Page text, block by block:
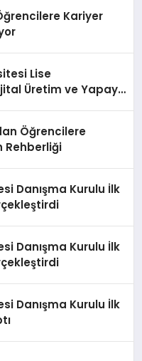
Kariyer
Lise
Üretim ve Yapay
Öğrencilere
Rehberliği
Danışma Kurulu İlk
Danışma Kurulu İlk
Danışma Kurulu İlk